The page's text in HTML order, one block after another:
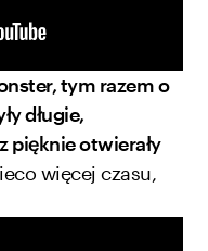
tym razem o
długie,
pięknie otwierały
więcej czasu,